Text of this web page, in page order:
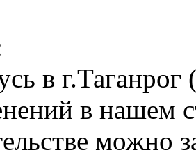
в г.Таганрог
в нашем
можно